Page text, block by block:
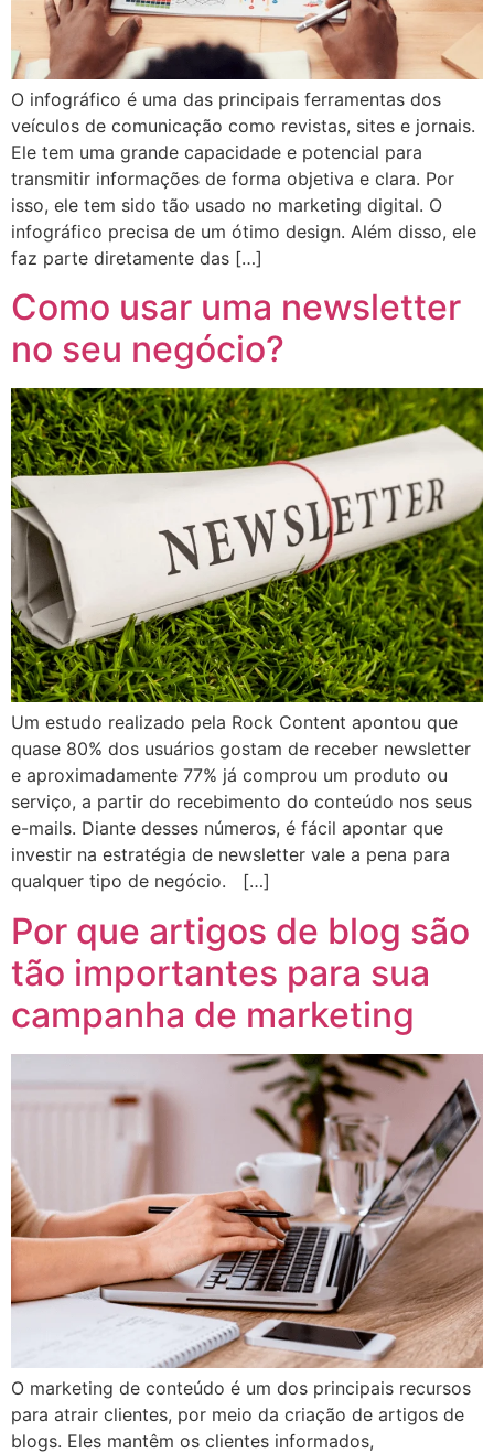
O infográfico é uma das principais ferramentas dos
veículos de comunicação como revistas, sites e jornais.
Ele tem uma grande capacidade e potencial para
transmitir informações de forma objetiva e clara. Por
isso, ele tem sido tão usado no marketing digital. O
infográfico precisa de um ótimo design. Além disso, ele
faz parte diretamente das […]
Como usar uma newsletter
no seu negócio?
Um estudo realizado pela Rock Content apontou que
quase 80% dos usuários gostam de receber newsletter
e aproximadamente 77% já comprou um produto ou
serviço, a partir do recebimento do conteúdo nos seus
e-mails. Diante desses números, é fácil apontar que
investir na estratégia de newsletter vale a pena para
qualquer tipo de negócio. […]
Por que artigos de blog são
tão importantes para sua
campanha de marketing
O marketing de conteúdo é um dos principais recursos
para atrair clientes, por meio da criação de artigos de
blogs. Eles mantêm os clientes informados,